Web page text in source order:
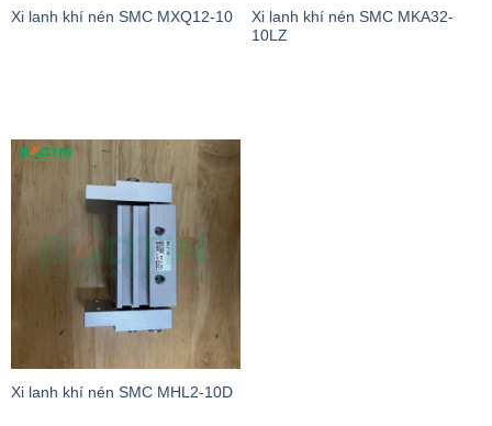
Xi lanh khí nén SMC MXQ12-10
Xi lanh khí nén SMC MKA32-
10LZ
Xi lanh khí nén SMC MHL2-10D